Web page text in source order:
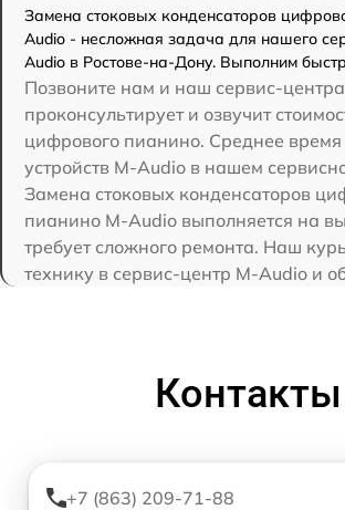
Замена стоковых конденсаторов
Audio - несложная задача для нашего
Audio в Ростове-на-Дону. Выполним
Позвоните нам и наш сервис-центра
проконсультирует и озвучит
цифрового пианино. Среднее время
устройств M-Audio в нашем
Замена стоковых конденсаторов
пианино M-Audio выполняется на
требует сложного ремонта. Наш
технику в сервис-центр M-Audio и
Контакты
+7 (863) 209-71-88